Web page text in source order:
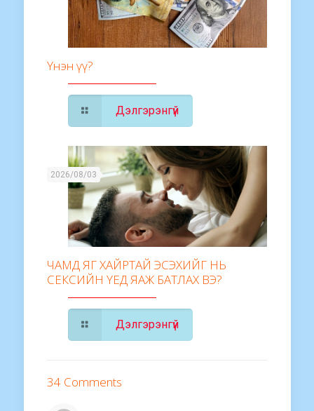
Үнэн үү?
Дэлгэрэнгүй
2026/08/03
ЧАМД ЯГ ХАЙРТАЙ ЭСЭХИЙГ НЬ
СЕКСИЙН ҮЕД ЯАЖ БАТЛАХ ВЭ?
Дэлгэрэнгүй
34 Comments